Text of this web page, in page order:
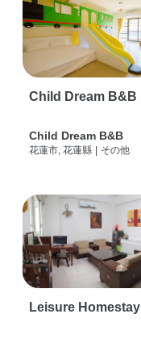
Child Dream B&B
Child Dream B&B
花蓮市, 花蓮縣 その他
Leisure Homestay